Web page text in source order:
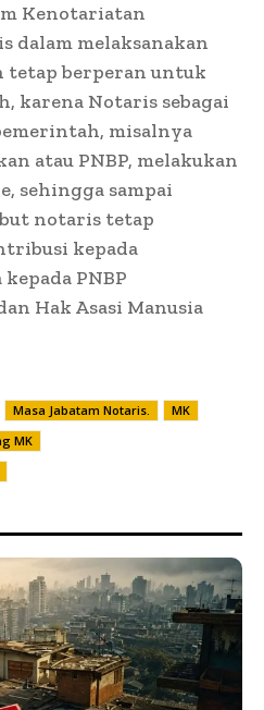
Kenotariatan
dalam melaksanakan
tetap berperan untuk
karena Notaris sebagai
misalnya
atau PNBP, melakukan
sehingga sampai
notaris tetap
kepada
PNBP
Hak Asasi Manusia
Masa Jabatam Notaris.
MK
MK